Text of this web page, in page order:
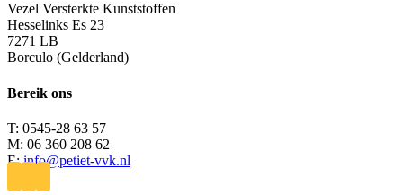
Vezel Versterkte Kunststoffen
Hesselinks Es 23
7271 LB
Borculo (Gelderland)
Bereik ons
T: 0545-28 63 57
M: 06 360 208 62
E:info@petiet-vvk.nl